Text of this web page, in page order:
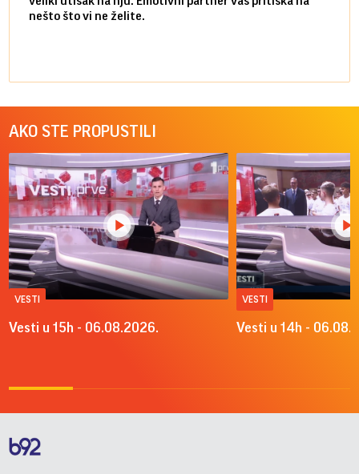
nešto što vi ne želite.
AKO STE PROPUSTILI
VESTI
Vesti u 15h - 06.08.2026.
VESTI
Vesti u 14h -